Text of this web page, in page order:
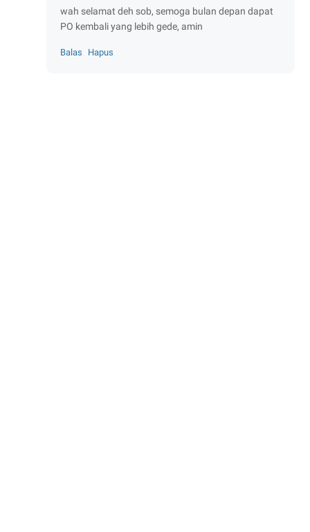
wah selamat deh sob, semoga bulan depan dapat
PO kembali yang lebih gede, amin
Balas Hapus